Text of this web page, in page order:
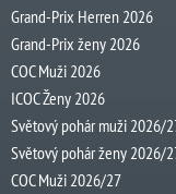
Grand-Prix Herren 2026
Grand-Prix ženy 2026
COC Muži 2026
ICOC Ženy 2026
Světový pohár muži 2026/
Světový pohár ženy 2026/
COC Muži 2026/27